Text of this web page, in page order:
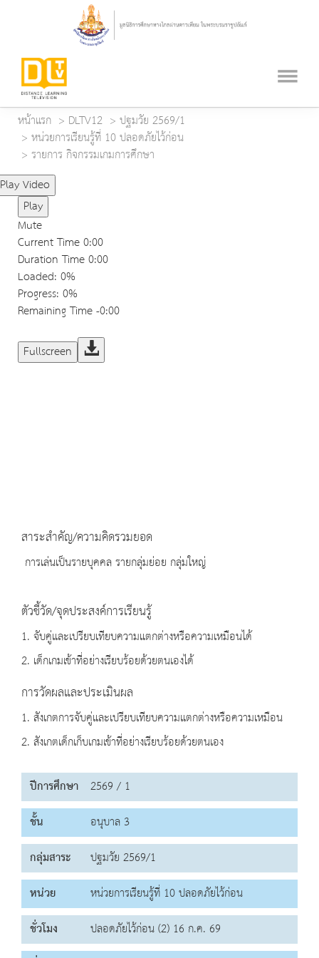
หน้าแรก DLTV12
ปฐมวัย 2569/1
หน่วยการเรียนรู้ที่ 10 ปลอดภัยไว้ก่อน
รายการ กิจกรรมเกมการศึกษา
Play Video
Play
Mute
Current Time0:00
Duration Time0:00
Loaded: 0%
Progress: 0%
Remaining Time-0:00
Fullscreen
สาระสำคัญ/ความคิดรวมยอด
การเล่นเป็นรายบุคคล รายกลุ่มย่อย กลุ่มใหญ่
ตัวชี้วัด/จุดประสงค์การเรียนรู้
1. จับคู่และเปรียบเทียบความแตกต่างหรือความเหมือนได้
2. เด็กเกมเข้าที่อย่างเรียบร้อยด้วยตนเองได้
การวัดผลและประเมินผล
1. สังเกตการจับคู่และเปรียบเทียบความแตกต่างหรือความเหมือน
2. สังเกตเด็กเก็บเกมเข้าที่อย่างเรียบร้อยด้วยตนเอง
ปีการศึกษา 2569 / 1
ชั้น
อนุบาล 3
กลุ่มสาระ
ปฐมวัย 2569/1
หน่วย
หน่วยการเรียนรู้ที่ 10 ปลอดภัยไว้ก่อน
ชั่วโมง
ปลอดภัยไว้ก่อน (2) 16 ก.ค. 69